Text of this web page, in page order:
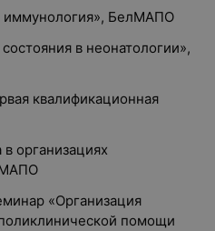
иммунология», БелМАПО
в неонатологии»,
квалификационная
организациях
«Организация
помощи